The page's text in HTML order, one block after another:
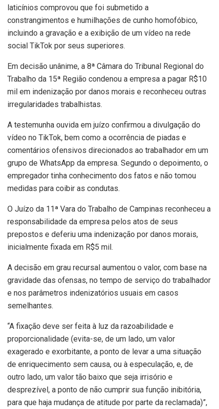
laticínios comprovou que foi submetido a
constrangimentos e humilhações de cunho homofóbico,
incluindo a gravação e a exibição de um vídeo na rede
social TikTok por seus superiores.
Em decisão unânime, a 8ª Câmara do Tribunal Regional do
Trabalho da 15ª Região condenou a empresa a pagar R$10
mil em indenização por danos morais e reconheceu outras
irregularidades trabalhistas.
A testemunha ouvida em juízo confirmou a divulgação do
vídeo no TikTok, bem como a ocorrência de piadas e
comentários ofensivos direcionados ao trabalhador em um
grupo de WhatsApp da empresa. Segundo o depoimento, o
empregador tinha conhecimento dos fatos e não tomou
medidas para coibir as condutas.
O Juízo da 11ª Vara do Trabalho de Campinas reconheceu a
responsabilidade da empresa pelos atos de seus
prepostos e deferiu uma indenização por danos morais,
inicialmente fixada em R$5 mil.
A decisão em grau recursal aumentou o valor, com base na
gravidade das ofensas, no tempo de serviço do trabalhador
e nos parâmetros indenizatórios usuais em casos
semelhantes.
“A fixação deve ser feita à luz da razoabilidade e
proporcionalidade (evita-se, de um lado, um valor
exagerado e exorbitante, a ponto de levar a uma situação
de enriquecimento sem causa, ou à especulação, e, de
outro lado, um valor tão baixo que seja irrisório e
desprezível, a ponto de não cumprir sua função inibitória,
para que haja mudança de atitude por parte da reclamada)”,